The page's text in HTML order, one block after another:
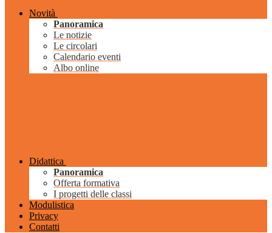
Novità
Panoramica
Le notizie
Le circolari
Calendario eventi
Albo online
Didattica
Panoramica
Offerta formativa
I progetti delle classi
Modulistica
Privacy
Contatti